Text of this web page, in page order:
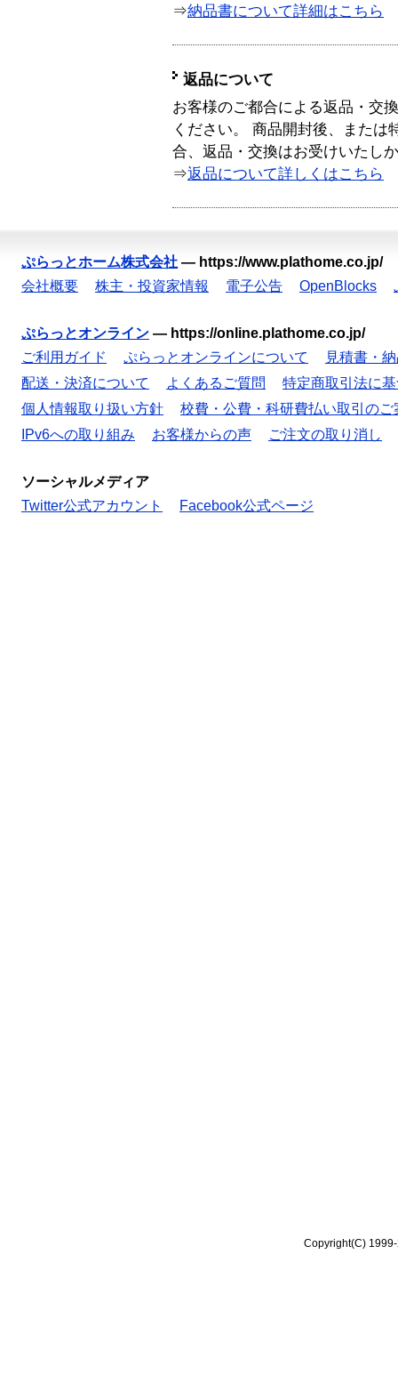
⇒納品書について詳細はこちら
返品について
お客様のご都合による返品・交
ください。 商品開封後、または
合、返品・交換はお受けいたし
⇒返品について詳しくはこちら
ぷらっとホーム株式会社 — https://www.plathome.co.jp/
会社概要
株主・投資家情報 電子公告 OpenBlocks
ぷらっとオンライン — https://online.plathome.co.jp/
ご利用ガイド
ぷらっとオンラインについて
見積書・
配送・決済について
よくあるご質問
特定商取引法に
個人情報取り扱い方針
校費・公費・科研費払い取引のご
IPv6への取り組み
お客様からの声 ご注文の取り消し
ソーシャルメディア
Twitter公式アカウント
Facebook公式ページ
Copyright(C)